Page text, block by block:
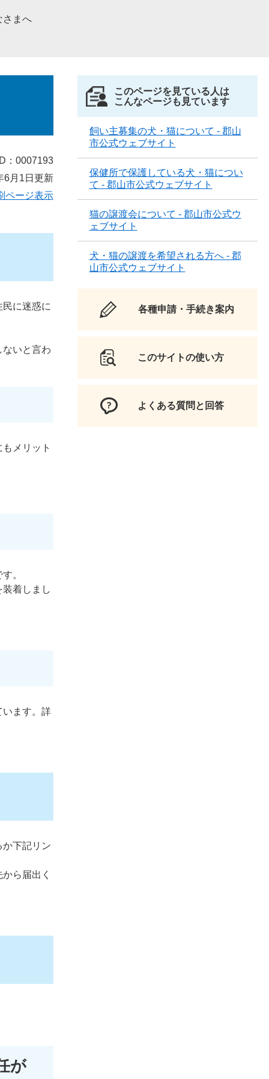
さまへ
：0007193
6月1日更新
ページ表示
に迷惑に
いと言わ
メリット
。
着しまし
います。詳
下記リン
ら届出く
が
このページを見ている人は
こんなページも見ています
飼い主募集の犬・猫について - 郡山
市公式ウェブサイト
保健所で保護している犬・猫につい
て - 郡山市公式ウェブサイト
猫の譲渡会について - 郡山市公式ウ
ェブサイト
犬・猫の譲渡を希望される方へ - 郡
山市公式ウェブサイト
各種申請・手続き案内
このサイトの使い方
よくある質問と回答